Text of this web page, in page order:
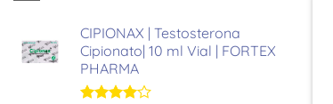
CIPIONAX | Testosterona
Cipionato| 10 ml Vial | FORTEX
PHARMA